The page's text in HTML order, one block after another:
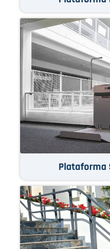
Plataforma